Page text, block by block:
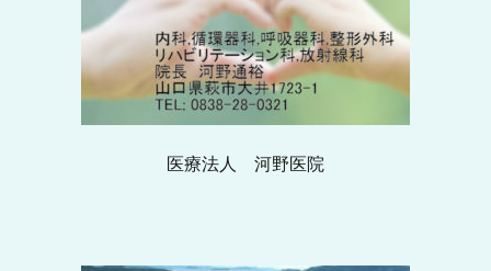
医療法人 河野医院